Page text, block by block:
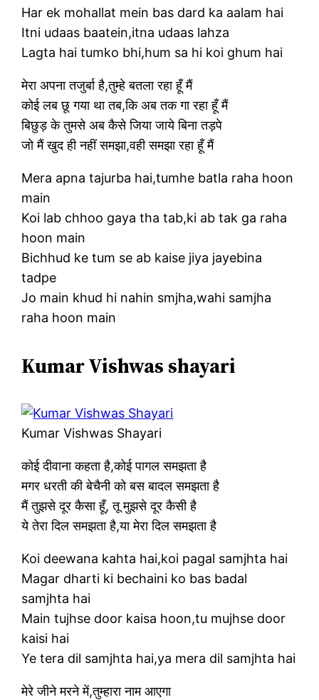
Har ek mohallat mein bas dard ka aalam hai
Itni udaas baatein,itna udaas lahza
Lagta hai tumko bhi,hum sa hi koi ghum hai
मेरा अपना तजुर्बा है,तुम्हे बतला रहा हूँ मैं
कोई लब छू गया था तब,कि अब तक गा रहा हूँ मैं
बिछुड़ के तुमसे अब कैसे जिया जाये बिना तड़पे
जो मैं खुद ही नहीं समझा,वही समझा रहा हूँ मैं
Mera apna tajurba hai,tumhe batla raha hoon
main
Koi lab chhoo gaya tha tab,ki ab tak ga raha
hoon main
Bichhud ke tum se ab kaise jiya jayebina
tadpe
Jo main khud hi nahin smjha,wahi samjha
raha hoon main
Kumar Vishwas shayari
Kumar Vishwas Shayari
कोई दीवाना कहता है,कोई पागल समझता है
मगर धरती की बेचैनी को बस बादल समझता है
मैं तुझसे दूर कैसा हूँ, तू मुझसे दूर कैसी है
ये तेरा दिल समझता है,या मेरा दिल समझता है
Koi deewana kahta hai,koi pagal samjhta hai
Magar dharti ki bechaini ko bas badal
samjhta hai
Main tujhse door kaisa hoon,tu mujhse door
kaisi hai
Ye tera dil samjhta hai,ya mera dil samjhta hai
मेरे जीने मरने में,तुम्हारा नाम आएगा